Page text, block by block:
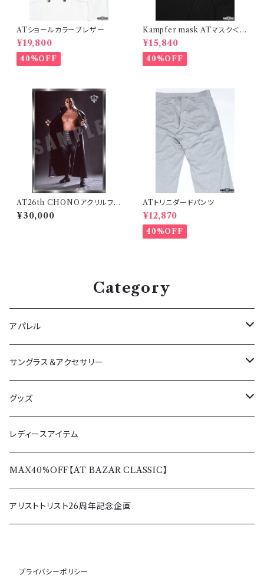
ATショールカラーブレザー
¥19,800
40%OFF
Kampfer mask ATマスク＜D
タイプ＞＋20周年Tシャツセット
（マスクミニポーチ付き）
¥15,840
40%OFF
AT26th CHONOアクリルフォ
トコレクション「A」
¥30,000
ATトリニダードパンツ
¥12,870
40%OFF
Category
アパレル
アウター
春夏
秋冬
ボトムス
春夏
秋冬
トップス
春夏
秋冬
レディース
サングラス＆アクセサリー
サングラス
ペンダント＆リング
バッグ＆ウォレット
その他アクセサリー
グッズ
Tシャツ＆シャツ
パーカー＆トレーナー
アウター＆ボトムス
その他グッズ
レディースアイテム
MAX40%OFF【AT BAZAR CLASSIC】
アリストトリスト26周年記念企画
プライバシーポリシー